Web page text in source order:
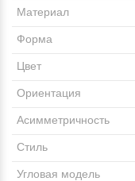
Материал
Форма
Цвет
Ориентация
Асимметричность
Стиль
Угловая модель